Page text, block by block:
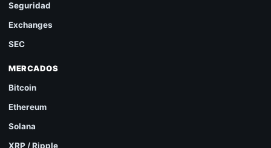
Seguridad
Exchanges
SEC
MERCADOS
Bitcoin
Ethereum
Solana
XRP / Ripple